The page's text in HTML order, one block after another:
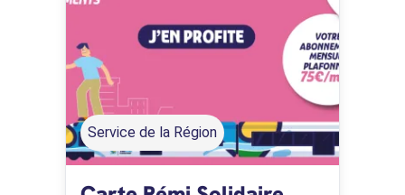
Service de la Région